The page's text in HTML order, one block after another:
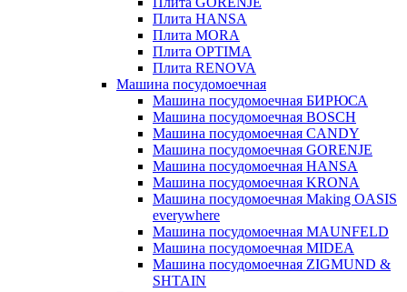
Плита HANSA
Плита MORA
Плита OPTIMA
Плита RENOVA
Машина посудомоечная
Машина посудомоечная БИРЮСА
Машина посудомоечная BOSCH
Машина посудомоечная CANDY
Машина посудомоечная GORENJE
Машина посудомоечная HANSA
Машина посудомоечная KRONA
Машина посудомоечная Making OASIS
everywhere
Машина посудомоечная MAUNFELD
Машина посудомоечная MIDEA
Машина посудомоечная ZIGMUND &
SHTAIN